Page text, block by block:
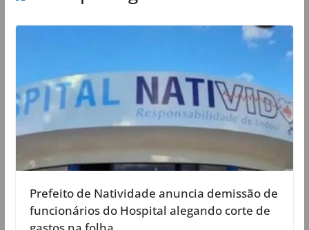
Prefeito de Natividade anuncia demissão de
funcionários do Hospital alegando corte de